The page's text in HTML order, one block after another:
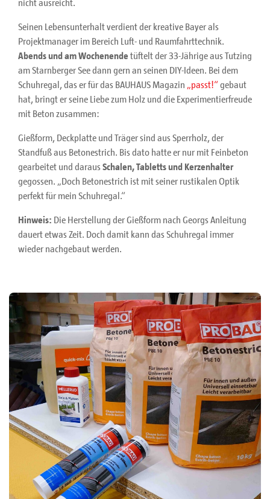
Seinen Lebensunterhalt verdient der kreative Bayer als
Projektmanager im Bereich Luft- und Raumfahrttechnik.
Abends und am Wochenende tüftelt der 33-Jährige aus Tutzing
am Starnberger See dann gern an seinen DIY-Ideen. Bei dem
Schuhregal, das er für das BAUHAUS Magazin
„passt!“gebaut
hat, bringt er seine Liebe zum Holz und die Experimentierfreude
mit Beton zusammen:
Gießform, Deckplatte und Träger sind aus Sperrholz, der
Standfuß aus Betonestrich. Bis dato hatte er nur mit Feinbeton
gearbeitet und darausSchalen, Tabletts und Kerzenhalter
gegossen. „Doch Betonestrich ist mit seiner rustikalen Optik
perfekt für mein Schuhregal.“
Hinweis: Die Herstellung der Gießform nach Georgs Anleitung
dauert etwas Zeit. Doch damit kann das Schuhregal immer
wieder nachgebaut werden.